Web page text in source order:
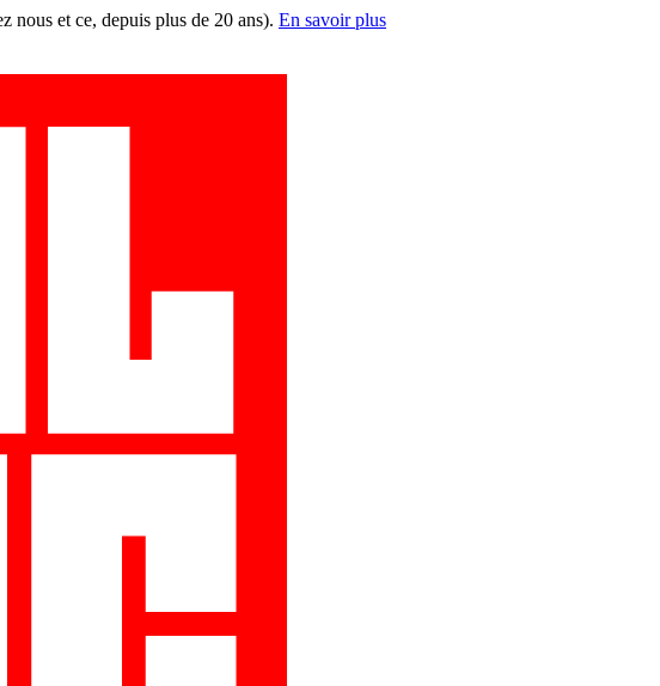
nous et ce, depuis plus de 20 ans). En savoir plus